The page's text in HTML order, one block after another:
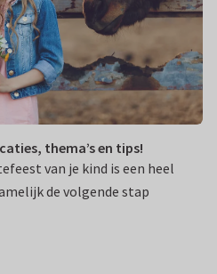
thema’s en tips!
van je kind is een heel
de volgende stap